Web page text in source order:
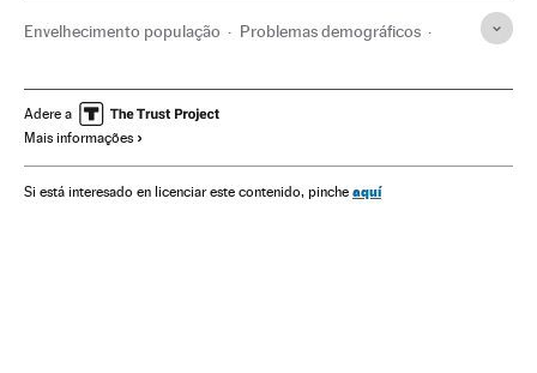
Envelhecimento população Problemas demográficos
Problemas sociais Sociedade
Adere a
Mais informações
Si está interesado en licenciar este contenido, pinche aquí